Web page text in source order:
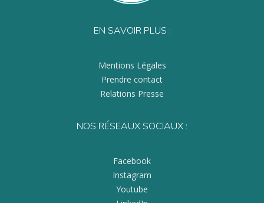
EN SAVOIR PLUS :
Mentions Légales
Prendre contact
Relations Presse
NOS RÉSEAUX SOCIAUX :
Facebook
Instagram
Youtube